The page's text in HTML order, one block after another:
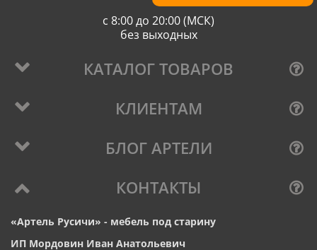
с 8:00 до 20:00 (МСК)
без выходных
КАТАЛОГ ТОВАРОВ
КЛИЕНТАМ
БЛОГ АРТЕЛИ
КОНТАКТЫ
«Артель Русичи» - мебель под старину
ИП Мордовин Иван Анатольевич